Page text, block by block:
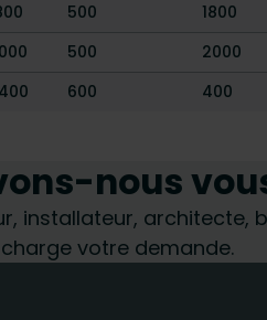
500 1800
500 2000
600 400
nous
installateur, architecte,
votre demande.